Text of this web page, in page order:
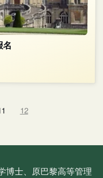
名
12
博士、原巴黎高等管理